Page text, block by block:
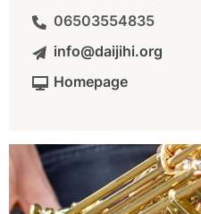
06503554835
info@daijihi.org
Homepage